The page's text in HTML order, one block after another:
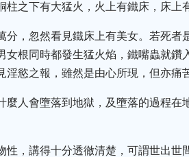
之下有大猛火，火上有鐵床，床上
，忽然看見鐵床上有美女。若死者
根同時都發生猛火焰，鐵嘴蟲就鑽
慾之報，雖然是由心所現，但亦痛
麼人會墮落到地獄，及墮落的過程在
性，講得十分透徹清楚，可謂世出